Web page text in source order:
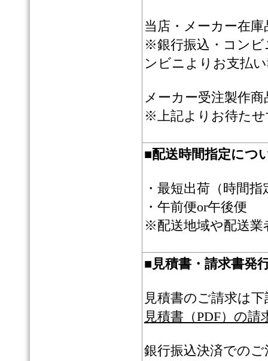
当店・メーカー在庫
※銀行振込・コンビ
ンビニよりお支払
メーカー受注製作
※上記よりお待た
■配送時間指定につ
・最短出荷（時間
・午前便or午後便
※配送地域や配送業
■見積書・請求書発
見積書のご請求は
見積書（PDF）の請
銀行振込決済での